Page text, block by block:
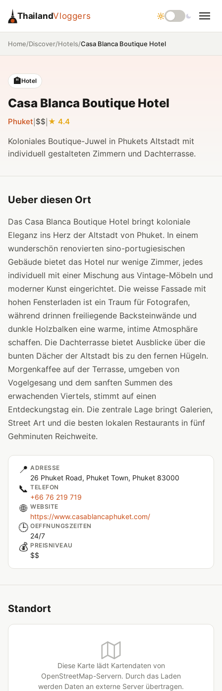
ThailandVloggers
Home/Discover/Hotels/Casa Blanca Boutique Hotel
🏨Hotel
Casa Blanca Boutique Hotel
Phuket $$ 4.4
Koloniales Boutique-Juwel in Phukets Altstadt mit
individuell gestalteten Zimmern und Dachterrasse.
Ueber diesen Ort
Das Casa Blanca Boutique Hotel bringt koloniale
Eleganz ins Herz der Altstadt von Phuket. In einem
wunderschön renovierten sino-portugiesischen
Gebäude bietet das Hotel nur wenige Zimmer, jedes
individuell mit einer Mischung aus Vintage-Möbeln und
moderner Kunst eingerichtet. Die weisse Fassade mit
hohen Fensterladen ist ein Traum für Fotografen,
während drinnen freiliegende Backsteinwände und
dunkle Holzbalken eine warme, intime Atmosphäre
schaffen. Die Dachterrasse bietet Ausblicke über die
bunten Dächer der Altstadt bis zu den fernen Hügeln.
Morgenkaffee auf der Terrasse, umgeben von
Vogelgesang und dem sanften Summen des
erwachenden Viertels, stimmt auf einen
Entdeckungstag ein. Die zentrale Lage bringt Galerien,
Street Art und die besten lokalen Restaurants in fünf
Gehminuten Reichweite.
📍 ADRESSE
26 Phuket Road, Phuket Town, Phuket 83000
📞 TELEFON
+66 76 219 719
🌐 WEBSITE
https://www.casablancaphuket.com/
🕒 OEFFNUNGSZEITEN
24/7
💰 PREISNIVEAU
$$
Standort
Diese Karte lädt Kartendaten von
OpenStreetMap-Servern. Durch das Laden
werden Daten an externe Server übertragen.